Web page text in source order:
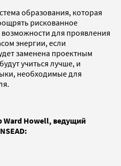
образования, которая
рискованное
для проявления
энергии, если
заменена проектным
учиться лучше, и
необходимые для
Ward Howell, ведущий